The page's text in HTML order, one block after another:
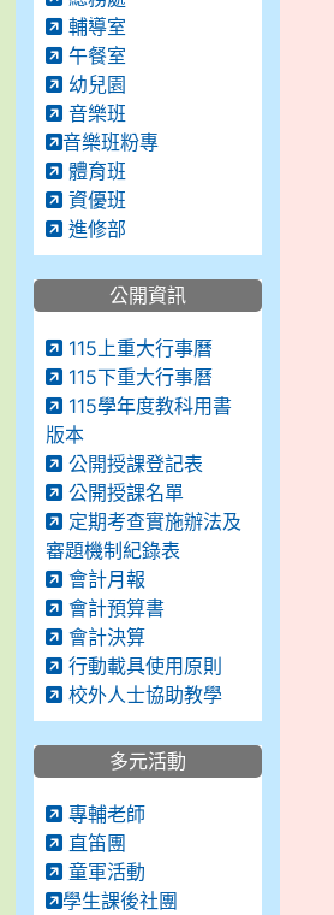
輔導室
午餐室
幼兒園
音樂班
音樂班粉專
體育班
資優班
進修部
公開資訊
115上重大行事曆
115下重大行事曆
115學年度教科用書
版本
公開授課登記表
公開授課名單
定期考查實施辦法及
審題機制紀錄表
會計月報
會計預算書
會計決算
行動載具使用原則
校外人士協助教學
多元活動
專輔老師
直笛團
童軍活動
學生課後社團